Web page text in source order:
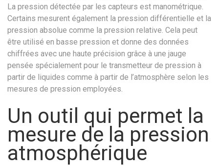
La pression détectée par les capteurs est manométrique.
Certains mesurent également la pression différentielle et la
pression absolue comme la pression relative. Cela peut
être utilisé en basse pression et donne des données
chiffrées avec une haute précision grâce à une jauge
pensée spécialement pour le transmetteur de pression à
partir de liquides comme à partir de l’atmosphère selon les
mesures de pression employées.
Un outil qui permet la
mesure de la pression
atmosphérique